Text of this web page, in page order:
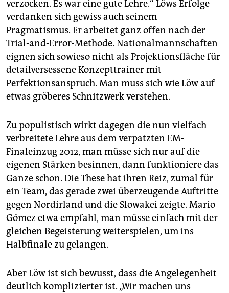
verzocken. Es war eine gute Lehre.“ Löws Erfolge
verdanken sich gewiss auch seinem
Pragmatismus. Er arbeitet ganz offen nach der
Trial-and-Error-Methode. Nationalmannschaften
eignen sich sowieso nicht als Projektionsfläche für
detailversessene Konzepttrainer mit
Perfektionsanspruch. Man muss sich wie Löw auf
etwas gröberes Schnitzwerk verstehen.
Zu populistisch wirkt dagegen die nun vielfach
verbreitete Lehre aus dem verpatzten EM-
Finaleinzug 2012, man müsse sich nur auf die
eigenen Stärken besinnen, dann funktioniere das
Ganze schon. Die These hat ihren Reiz, zumal für
ein Team, das gerade zwei überzeugende Auftritte
gegen Nordirland und die Slowakei zeigte. Mario
Gómez etwa empfahl, man müsse einfach mit der
gleichen Begeisterung weiterspielen, um ins
Halbfinale zu gelangen.
Aber Löw ist sich bewusst, dass die Angelegenheit
deutlich komplizierter ist. „Wir machen uns